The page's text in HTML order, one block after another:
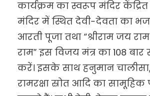
कार्यक्रम का स्वरूप मंदिर
मंदिर में स्थित देवी-देवता का
आरती पूजा तथा “श्रीराम जय
राम” इस विजय मंत्र का 108
करें। इसके साथ हनुमान
रामरक्षा स्रोत आदि का